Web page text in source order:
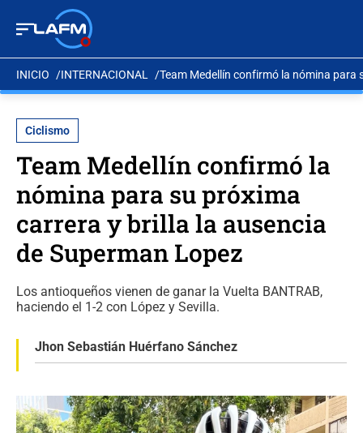
INICIO INTERNACIONAL Team Medellín confirmó la nómina para
Ciclismo
Team Medellín confirmó la
nómina para su próxima
carrera y brilla la ausencia
de Superman Lopez
Los antioqueños vienen de ganar la Vuelta BANTRAB,
haciendo el 1-2 con López y Sevilla.
Jhon Sebastián Huérfano Sánchez